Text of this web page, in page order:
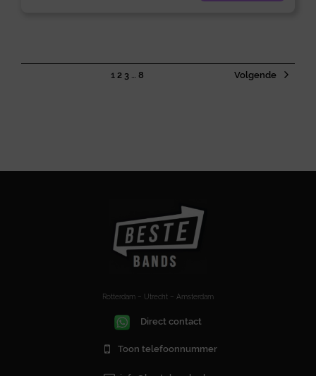
1 2 3 8 Volgende
Rotterdam – Utrecht – Amsterdam
Direct contact
Toon telefoonnummer